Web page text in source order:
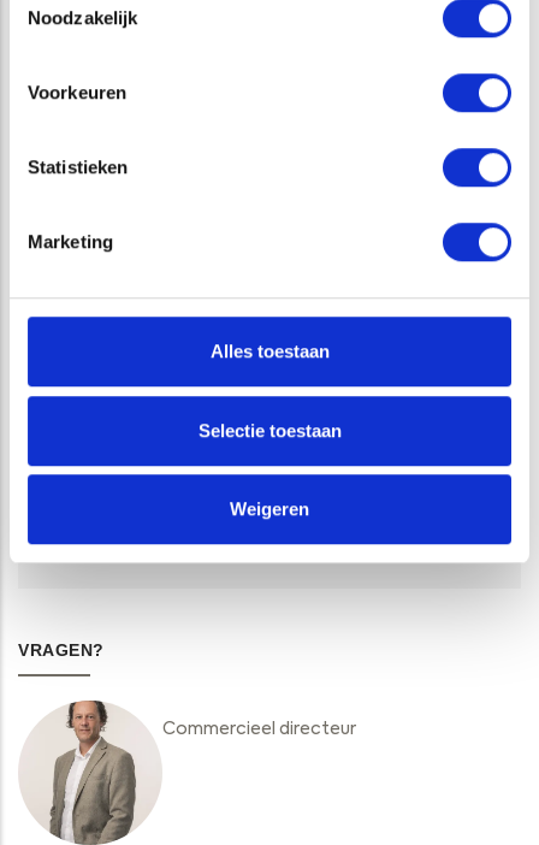
Noodzakelijk
Voorkeuren
Statistieken
Marketing
Alles toestaan
Selectie toestaan
Weigeren
gebruikt zijn................."
Opens in a new window
Opens in a new window
VAKGEBIED
GEOFYSISCH ONDERZOEK
DIENSTEN
VRAGEN?
Commercieel directeur